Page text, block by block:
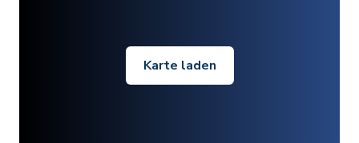
Karte laden